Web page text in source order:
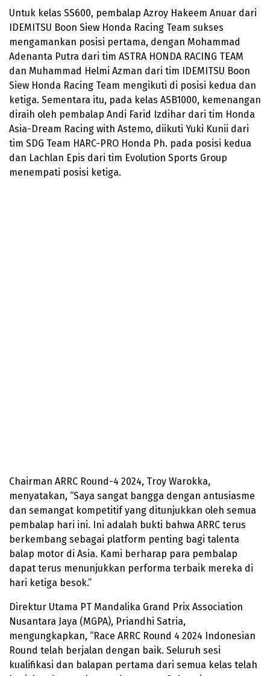
Untuk kelas SS600, pembalap Azroy Hakeem Anuar dari
IDEMITSU Boon Siew Honda Racing Team sukses
mengamankan posisi pertama, dengan Mohammad
Adenanta Putra dari tim ASTRA HONDA RACING TEAM
dan Muhammad Helmi Azman dari tim IDEMITSU Boon
Siew Honda Racing Team mengikuti di posisi kedua dan
ketiga. Sementara itu, pada kelas ASB1000, kemenangan
diraih oleh pembalap Andi Farid Izdihar dari tim Honda
Asia-Dream Racing with Astemo, diikuti Yuki Kunii dari
tim SDG Team HARC-PRO Honda Ph. pada posisi kedua
dan Lachlan Epis dari tim Evolution Sports Group
menempati posisi ketiga.
Chairman ARRC Round-4 2024, Troy Warokka,
menyatakan, “Saya sangat bangga dengan antusiasme
dan semangat kompetitif yang ditunjukkan oleh semua
pembalap hari ini. Ini adalah bukti bahwa ARRC terus
berkembang sebagai platform penting bagi talenta
balap motor di Asia. Kami berharap para pembalap
dapat terus menunjukkan performa terbaik mereka di
hari ketiga besok.”
Direktur Utama PT Mandalika Grand Prix Association
Nusantara Jaya (MGPA), Priandhi Satria,
mengungkapkan, “Race ARRC Round 4 2024 Indonesian
Round telah berjalan dengan baik. Seluruh sesi
kualifikasi dan balapan pertama dari semua kelas telah